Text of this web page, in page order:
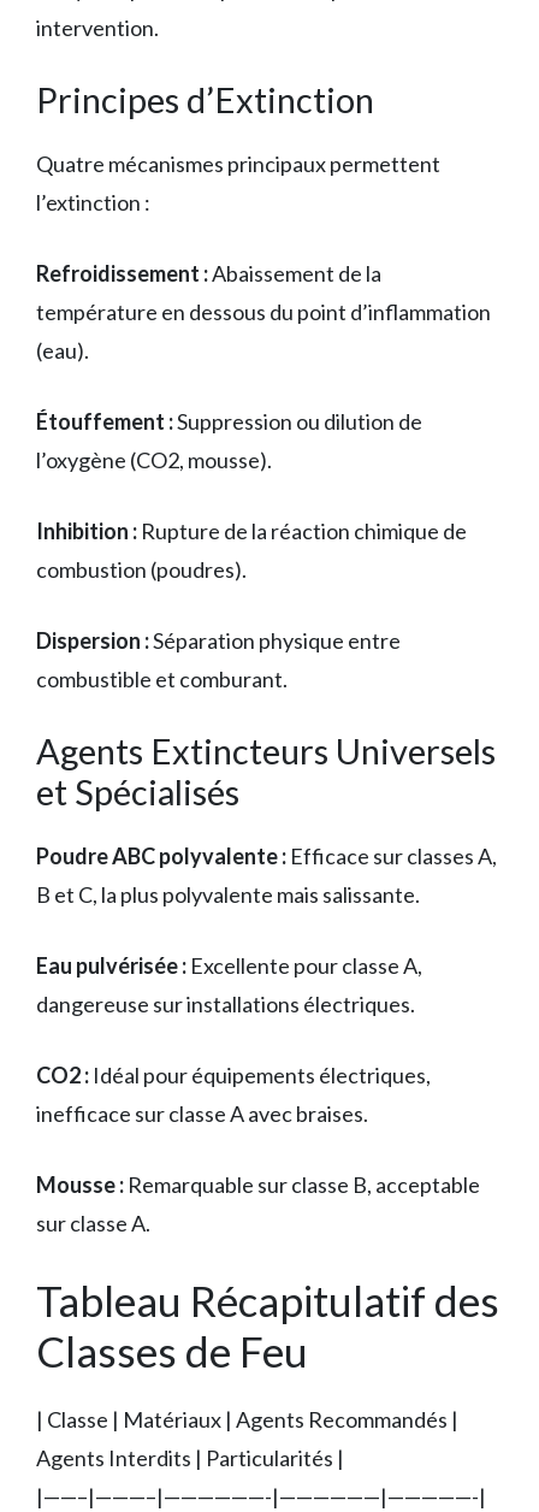
intervention.
Principes d’Extinction
Quatre mécanismes principaux permettent
l’extinction :
Refroidissement :Abaissement de la
température en dessous du point d’inflammation
(eau).
Étouffement :Suppression ou dilution de
l’oxygène (CO2, mousse).
Inhibition : Rupture de la réaction chimique de
combustion (poudres).
Dispersion :Séparation physique entre
combustible et comburant.
Agents Extincteurs Universels
et Spécialisés
Poudre ABC polyvalente : Efficace sur classes A,
B et C, la plus polyvalente mais salissante.
Eau pulvérisée : Excellente pour classe A,
dangereuse sur installations électriques.
CO2 : Idéal pour équipements électriques,
inefficace sur classe A avec braises.
Mousse : Remarquable sur classe B, acceptable
sur classe A.
Tableau Récapitulatif des
Classes de Feu
| Classe | Matériaux | Agents Recommandés |
Agents Interdits | Particularités |
|——–|———–|——————-|——————|—————-|